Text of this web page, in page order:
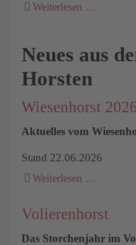
Weiterlesen …
Neues aus
Horsten
Wiesenhorst
Aktuelles vom
Stand 22.06.2026
Weiterlesen …
Volierenhorst
Das Storchenjahr im